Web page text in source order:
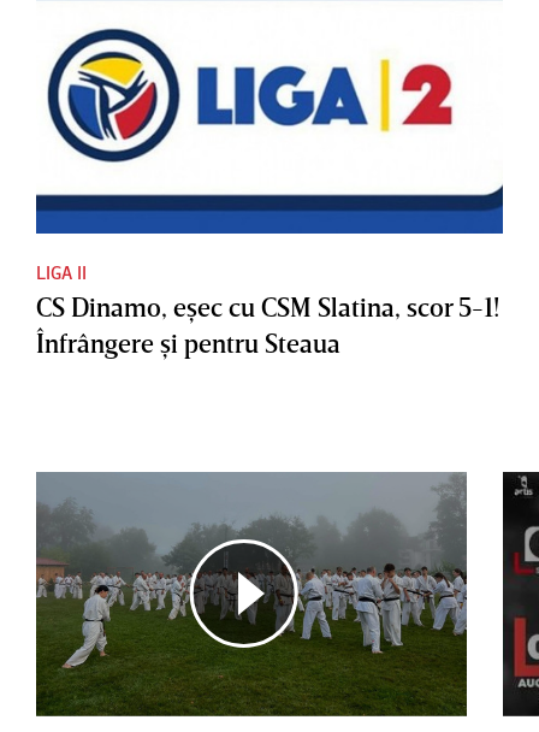
LIGA II
CS Dinamo, eşec cu CSM Slatina, scor 5-1!
Înfrângere şi pentru Steaua